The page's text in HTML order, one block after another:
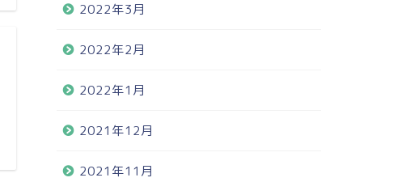
2022年3月
2022年2月
2022年1月
2021年12月
2021年11月